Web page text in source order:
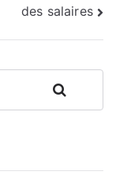
des salaires
Rechercher